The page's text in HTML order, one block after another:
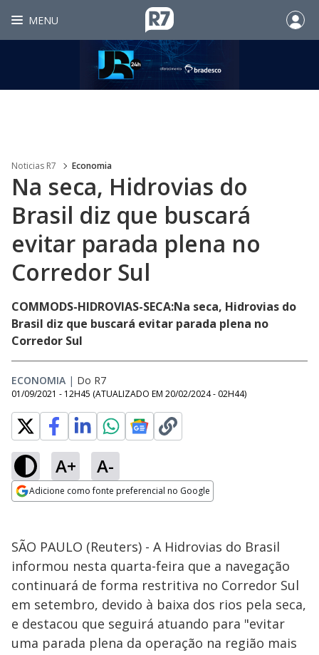
MENU
Noticias R7 Economia
Na seca, Hidrovias do
Brasil diz que buscará
evitar parada plena no
Corredor Sul
COMMODS-HIDROVIAS-SECA:Na seca, Hidrovias do
Brasil diz que buscará evitar parada plena no
Corredor Sul
ECONOMIA | Do R7
01/09/2021 - 12H45 (ATUALIZADO EM 20/02/2024 - 02H44)
A+ A-
Adicione como fonte preferencial no Google
SÃO PAULO (Reuters) - A Hidrovias do Brasil
informou nesta quarta-feira que a navegação
continuará de forma restritiva no Corredor Sul
em setembro, devido à baixa dos rios pela seca,
e destacou que seguirá atuando para "evitar
uma parada plena da operação na região mais